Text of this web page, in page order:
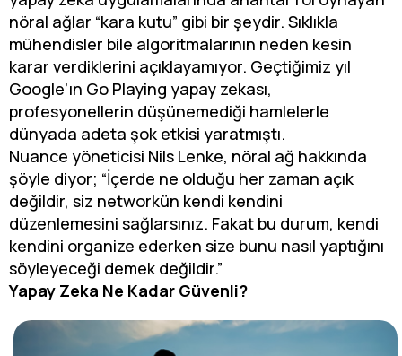
nöral ağlar “kara kutu” gibi bir şeydir. Sıklıkla
mühendisler bile algoritmalarının neden kesin
karar verdiklerini açıklayamıyor. Geçtiğimiz yıl
Google’ın Go Playing yapay zekası,
profesyonellerin düşünemediği hamlelerle
dünyada adeta şok etkisi yaratmıştı.
Nuance yöneticisi Nils Lenke, nöral ağ hakkında
şöyle diyor; “İçerde ne olduğu her zaman açık
değildir, siz networkün kendi kendini
düzenlemesini sağlarsınız. Fakat bu durum, kendi
kendini organize ederken size bunu nasıl yaptığını
söyleyeceği demek değildir.”
Yapay Zeka Ne Kadar Güvenli?